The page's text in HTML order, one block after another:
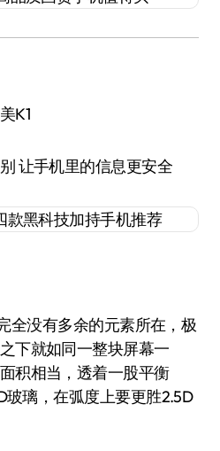
K1
让手机里的信息更安全
全没有多余的元素所在，极
下就如同一整块屏幕一
积相当，透着一股平衡
玻璃，在弧度上要更胜2.5D